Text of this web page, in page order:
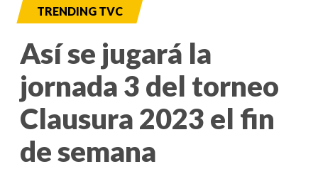
TRENDING TVC
Así se jugará la
jornada 3 del torneo
Clausura 2023 el fin
de semana